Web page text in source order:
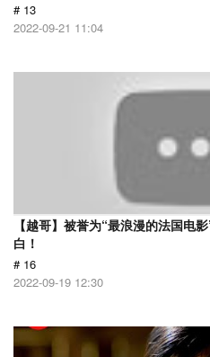
# 13
2022-09-21 11:04
【越哥】被誉为“最浪漫的法国电
白！
# 16
2022-09-19 12:30